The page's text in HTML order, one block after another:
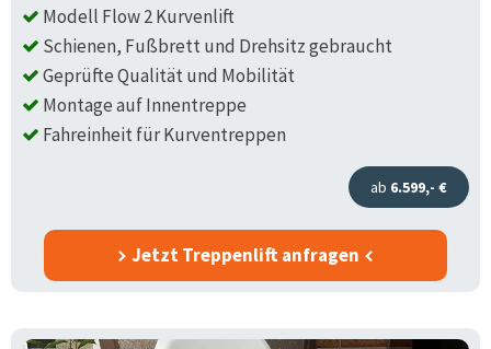
Modell Flow 2 Kurvenlift
Schienen, Fußbrett und Drehsitz gebraucht
Geprüfte Qualität und Mobilität
Montage auf Innentreppe
Fahreinheit für Kurventreppen
ab 6.599,- €
Jetzt Treppenlift anfragen